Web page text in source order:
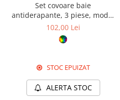
Set covoare baie
antiderapante, 3 piese, model
valuri oceanice decorative
102,00 Lei
STOC EPUIZAT
ALERTA STOC